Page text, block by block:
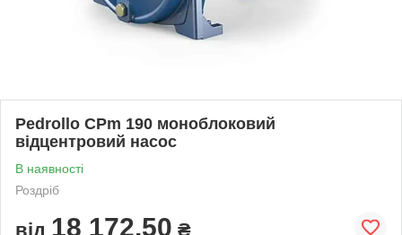
Pedrollo CPm 190 моноблоковий
відцентровий насос
В наявності
Роздріб
від 18 172,50 ₴